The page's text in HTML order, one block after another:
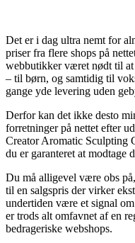
Det er i dag ultra nemt for
priser fra flere shops på
webbutikker været nødt til at
– til børn, og samtidig til
gange yde levering uden
Derfor kan det ikke desto
forretninger på nettet efter
Creator Aromatic Sculpting
du er garanteret at modtage
Du må alligevel være obs
til en salgspris der virker
undertiden være et signal
er trods alt omfavnet af en
bedrageriske webshops.